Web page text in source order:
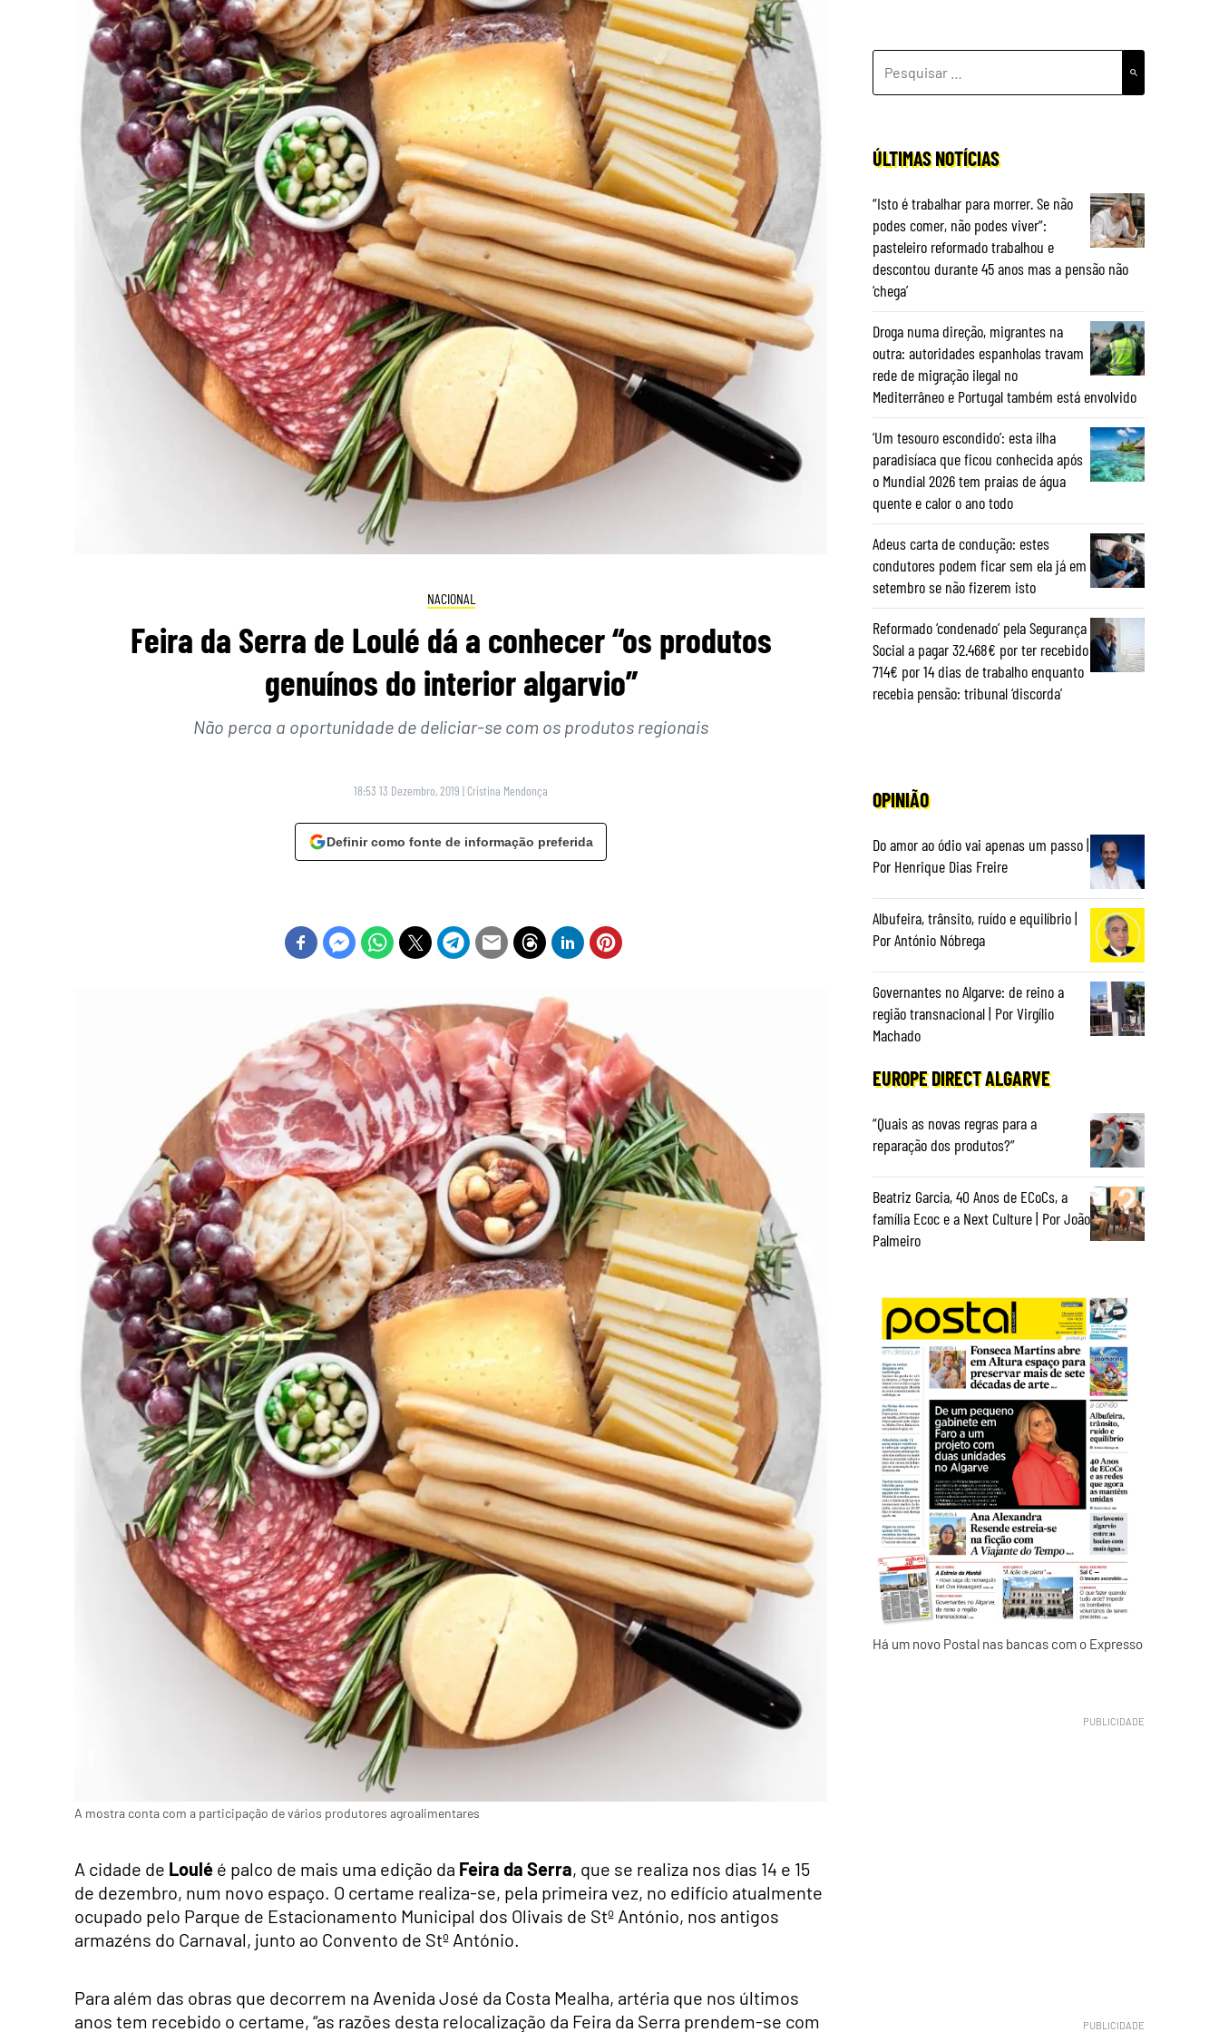
NACIONAL
Feira da Serra de Loulé dá a conhecer “os produtos
genuínos do interior algarvio”
Não perca a oportunidade de deliciar-se com os produtos regionais
18:53 13 Dezembro, 2019 | Cristina Mendonça
Definir como fonte de informação preferida
A mostra conta com a participação de vários produtores agroalimentares
A cidade de Loulé é palco de mais uma edição da Feira da Serra, que se realiza nos dias 14 e 15
de dezembro, num novo espaço. O certame realiza-se, pela primeira vez, no edifício atualmente
ocupado pelo Parque de Estacionamento Municipal dos Olivais de Stº António, nos antigos
armazéns do Carnaval, junto ao Convento de Stº António.
Para além das obras que decorrem na Avenida José da Costa Mealha, artéria que nos últimos
anos tem recebido o certame, “as razões desta relocalização da Feira da Serra prendem-se com
POR:
ÚLTIMAS NOTÍCIAS
“Isto é trabalhar para morrer. Se não
podes comer, não podes viver”:
pasteleiro reformado trabalhou e
descontou durante 45 anos mas a pensão não
‘chega’
Droga numa direção, migrantes na
outra: autoridades espanholas travam
rede de migração ilegal no
Mediterrâneo e Portugal também está envolvido
‘Um tesouro escondido’: esta ilha
paradisíaca que ficou conhecida após
o Mundial 2026 tem praias de água
quente e calor o ano todo
Adeus carta de condução: estes
condutores podem ficar sem ela já em
setembro se não fizerem isto
Reformado ‘condenado’ pela Segurança
Social a pagar 32.468€ por ter recebido
714€ por 14 dias de trabalho enquanto
recebia pensão: tribunal ‘discorda’
OPINIÃO
Do amor ao ódio vai apenas um passo |
Por Henrique Dias Freire
Albufeira, trânsito, ruído e equilíbrio |
Por António Nóbrega
Governantes no Algarve: de reino a
região transnacional | Por Virgílio
Machado
EUROPE DIRECT ALGARVE
“Quais as novas regras para a
reparação dos produtos?”
Beatriz Garcia, 40 Anos de ECoCs, a
família Ecoc e a Next Culture | Por João
Palmeiro
Há um novo Postal nas bancas com o Expresso